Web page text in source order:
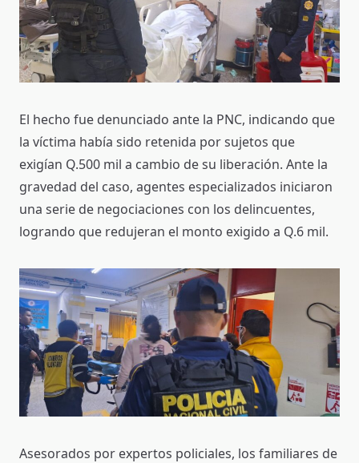
El hecho fue denunciado ante la PNC, indicando que
la víctima había sido retenida por sujetos que
exigían Q.500 mil a cambio de su liberación. Ante la
gravedad del caso, agentes especializados iniciaron
una serie de negociaciones con los delincuentes,
logrando que redujeran el monto exigido a Q.6 mil.
Asesorados por expertos policiales, los familiares de